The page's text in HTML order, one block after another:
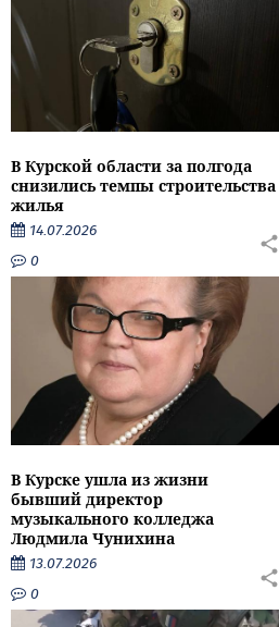
В Курской области за полгода
снизились темпы строительства
жилья
14.07.2026
0
В Курске ушла из жизни
бывший директор
музыкального колледжа
Людмила Чунихина
13.07.2026
0